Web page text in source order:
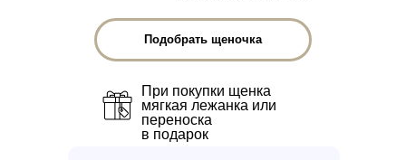
Подобрать щеночка
При покупки щенка
мягкая лежанка или
переноска
в подарок